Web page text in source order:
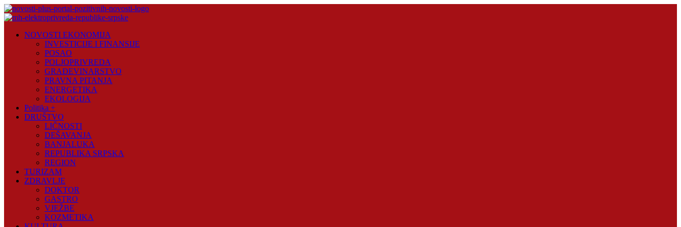
Skip
to
Plus
NOVOSTI EKONOMIJA
INVESTICIJE I FINANSIJE
POSAO
POLJOPRIVREDA
GRAĐEVINARSTVO
PRAVNA PITANJA
ENERGETIKA
EKOLOGIJA
Politika +
DRUŠTVO
LIČNOSTI
DEŠAVANJA
BANJALUKA
REPUBLIKA SRPSKA
REGION
TURIZAM
ZDRAVLJE
DOKTOR
GASTRO
VJEŽBE
KOZMETIKA